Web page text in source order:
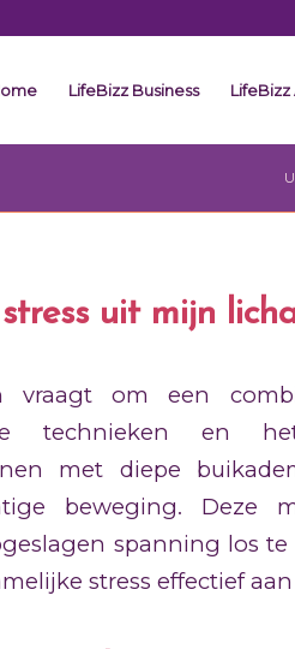
LifeBizz Business
uit mijn
vraagt om een
technieken en
met diepe
beweging. Deze
spanning los
stress effectief